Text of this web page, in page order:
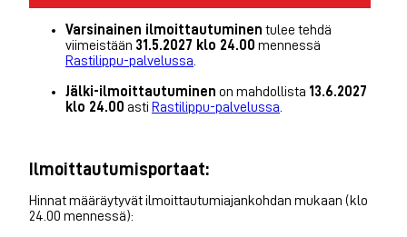
Varsinainen ilmoittautuminen tulee tehdä
viimeistään 31.5.2027 klo 24.00 mennessä
Rastilippu-palvelussa
Jälki-ilmoittautuminen on mahdollista 13.6.2027
klo 24.00 asti Rastilippu-palvelussa
Ilmoittautumisportaat:
Hinnat määräytyvät ilmoittautumiajankohdan mukaan (klo
24.00 mennessä):